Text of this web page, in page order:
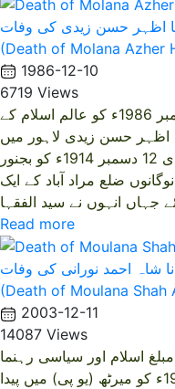
اظہر حسن زیدی کی وفات
(Death of Molana Azher
1986-12-10
6719 Views
مولانا اظہر حسن زیدی ٭10 دسمبر 1986ء کو عالم اسلام کے
اظہر حسن زیدی لاہور میں
وفات پاگئے۔ مولانا اظہر حسن زیدی 12 دسمبر 1914ء کو بجنور
1920ء میں وہ نوگانوں ضلع مراد آباد کے ایک
Read more
شاہ احمد نورانی کی وفات
(Death of Moulana Shah
2003-12-11
14087 Views
اسلام اور سیاسی رہنما
مولانا شاہ احمد نورانی 31 مارچ 1926ء کو میرٹھ (یو پی) میں پیدا